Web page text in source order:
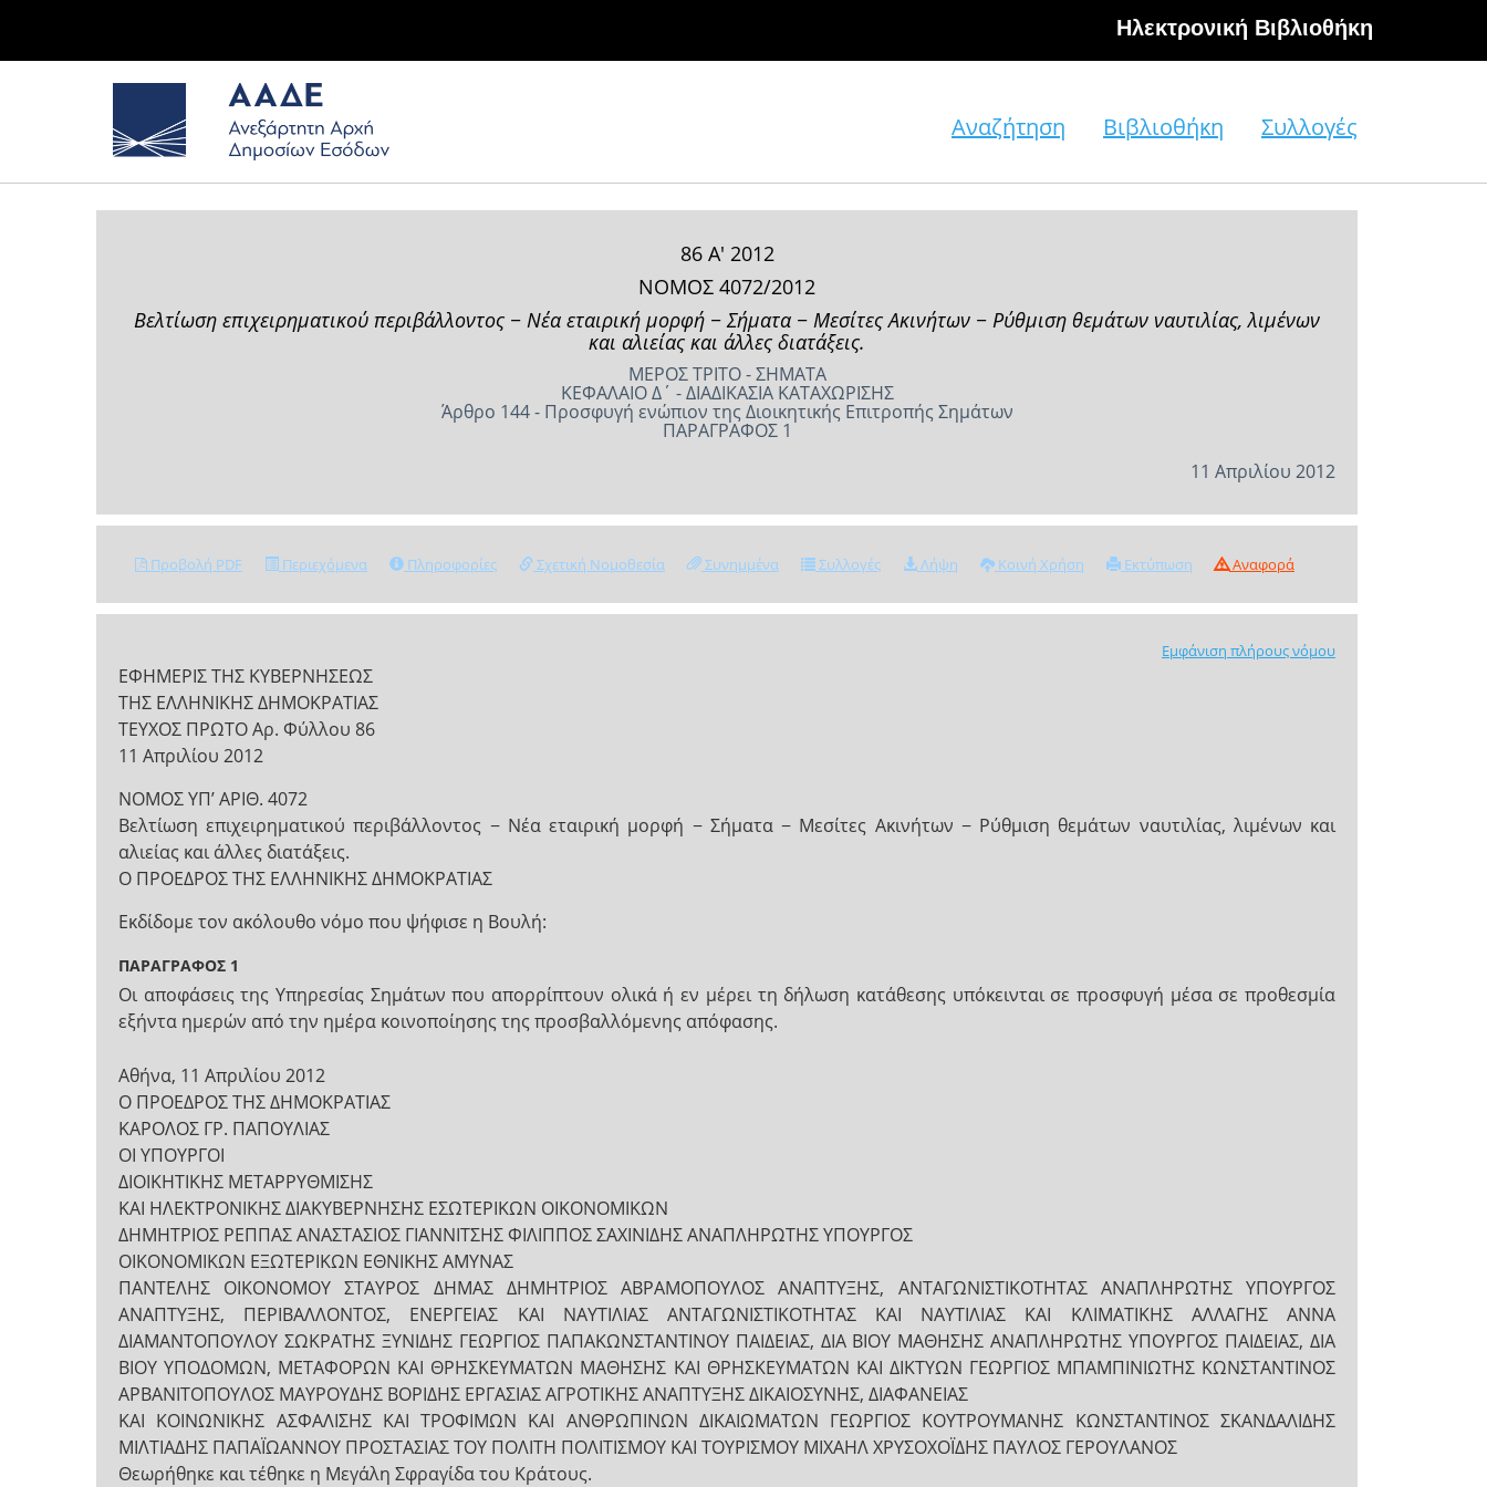
Hλεκτρονική Βιβλιοθήκη
Αναζήτηση Βιβλιοθήκη Συλλογές
86 Α' 2012
ΝΟΜΟΣ 4072/2012
Βελτίωση επιχειρηματικού περιβάλλοντος − Νέα εταιρική μορφή − Σήματα − Μεσίτες Ακινήτων − Ρύθμιση θεμάτων ναυτιλίας, λιμένων
και αλιείας και άλλες διατάξεις.
ΜΕΡΟΣ ΤΡΙΤΟ - ΣΗΜΑΤΑ
ΚΕΦΑΛΑΙΟ Δ΄ - ΔΙΑΔΙΚΑΣΙΑ ΚΑΤΑΧΩΡΙΣΗΣ
Άρθρο 144 - Προσφυγή ενώπιον της Διοικητικής Επιτροπής Σημάτων
ΠΑΡΑΓΡΑΦΟΣ 1
11 Απριλίου 2012
Προβολή PDF Περιεχόμενα Πληροφορίες Σχετική Νομοθεσία Συνημμένα Συλλογές Λήψη Κοινή Χρήση Εκτύπωση Αναφορά
Εμφάνιση πλήρους νόμου
ΕΦΗΜΕΡΙΣ ΤΗΣ ΚΥΒΕΡΝΗΣΕΩΣ
ΤΗΣ ΕΛΛΗΝΙΚΗΣ ΔΗΜΟΚΡΑΤΙΑΣ
ΤΕΥΧΟΣ ΠΡΩΤΟ Αρ. Φύλλου 86
11 Απριλίου 2012
NOMOΣ ΥΠ’ ΑΡΙΘ. 4072
Βελτίωση επιχειρηματικού περιβάλλοντος − Νέα εταιρική μορφή − Σήματα − Μεσίτες Ακινήτων − Ρύθμιση θεμάτων ναυτιλίας, λιμένων και
αλιείας και άλλες διατάξεις.
Ο ΠΡΟΕΔΡΟΣ ΤΗΣ ΕΛΛΗΝΙΚΗΣ ΔΗΜΟΚΡΑΤΙΑΣ
Εκδίδομε τον ακόλουθο νόμο που ψήφισε η Βουλή:
ΠΑΡΑΓΡΑΦΟΣ 1
Οι αποφάσεις της Υπηρεσίας Σημάτων που απορρίπτουν ολικά ή εν μέρει τη δήλωση κατάθεσης υπόκεινται σε προσφυγή μέσα σε προθεσμία
εξήντα ημερών από την ημέρα κοινοποίησης της προσβαλλόμενης απόφασης.
Αθήνα, 11 Απριλίου 2012
Ο ΠΡΟΕΔΡΟΣ ΤΗΣ ΔΗΜΟΚΡΑΤΙΑΣ
ΚΑΡΟΛΟΣ ΓΡ. ΠΑΠΟΥΛΙΑΣ
ΟΙ ΥΠΟΥΡΓΟΙ
ΔΙΟΙΚΗΤΙΚΗΣ ΜΕΤΑΡΡΥΘΜΙΣΗΣ
ΚΑΙ ΗΛΕΚΤΡΟΝΙΚΗΣ ΔΙΑΚΥΒΕΡΝΗΣΗΣ ΕΣΩΤΕΡΙΚΩΝ ΟΙΚΟΝΟΜΙΚΩΝ
ΔΗΜΗΤΡΙΟΣ ΡΕΠΠΑΣ ΑΝΑΣΤΑΣΙΟΣ ΓΙΑΝΝΙΤΣΗΣ ΦΙΛΙΠΠΟΣ ΣΑΧΙΝΙΔΗΣ ΑΝΑΠΛΗΡΩΤΗΣ ΥΠΟΥΡΓΟΣ
ΟΙΚΟΝΟΜΙΚΩΝ ΕΞΩΤΕΡΙΚΩΝ ΕΘΝΙΚΗΣ ΑΜΥΝΑΣ
ΠΑΝΤΕΛΗΣ ΟΙΚΟΝΟΜΟΥ ΣΤΑΥΡΟΣ ΔΗΜΑΣ ΔΗΜΗΤΡΙΟΣ ΑΒΡΑΜΟΠΟΥΛΟΣ ΑΝΑΠΤΥΞΗΣ, ΑΝΤΑΓΩΝΙΣΤΙΚΟΤΗΤΑΣ ΑΝΑΠΛΗΡΩΤΗΣ ΥΠΟΥΡΓΟΣ
ΑΝΑΠΤΥΞΗΣ, ΠΕΡΙΒΑΛΛΟΝΤΟΣ, ΕΝΕΡΓΕΙΑΣ ΚΑΙ ΝΑΥΤΙΛΙΑΣ ΑΝΤΑΓΩΝΙΣΤΙΚΟΤΗΤΑΣ ΚΑΙ ΝΑΥΤΙΛΙΑΣ ΚΑΙ ΚΛΙΜΑΤΙΚΗΣ ΑΛΛΑΓΗΣ ΑΝΝΑ
ΔΙΑΜΑΝΤΟΠΟΥΛΟΥ ΣΩΚΡΑΤΗΣ ΞΥΝΙΔΗΣ ΓΕΩΡΓΙΟΣ ΠΑΠΑΚΩΝΣΤΑΝΤΙΝΟΥ ΠΑΙΔΕΙΑΣ, ΔΙΑ ΒΙΟΥ ΜΑΘΗΣΗΣ ΑΝΑΠΛΗΡΩΤΗΣ ΥΠΟΥΡΓΟΣ ΠΑΙΔΕΙΑΣ, ΔΙΑ
ΒΙΟΥ ΥΠΟΔΟΜΩΝ, ΜΕΤΑΦΟΡΩΝ ΚΑΙ ΘΡΗΣΚΕΥΜΑΤΩΝ ΜΑΘΗΣΗΣ ΚΑΙ ΘΡΗΣΚΕΥΜΑΤΩΝ ΚΑΙ ΔΙΚΤΥΩΝ ΓΕΩΡΓΙΟΣ ΜΠΑΜΠΙΝΙΩΤΗΣ ΚΩΝΣΤΑΝΤΙΝΟΣ
ΑΡΒΑΝΙΤΟΠΟΥΛΟΣ ΜΑΥΡΟΥΔΗΣ ΒΟΡΙΔΗΣ ΕΡΓΑΣΙΑΣ ΑΓΡΟΤΙΚΗΣ ΑΝΑΠΤΥΞΗΣ ΔΙΚΑΙΟΣΥΝΗΣ, ΔΙΑΦΑΝΕΙΑΣ
ΚΑΙ ΚΟΙΝΩΝΙΚΗΣ ΑΣΦΑΛΙΣΗΣ ΚΑΙ ΤΡΟΦΙΜΩΝ ΚΑΙ ΑΝΘΡΩΠΙΝΩΝ ΔΙΚΑΙΩΜΑΤΩΝ ΓΕΩΡΓΙΟΣ ΚΟΥΤΡΟΥΜΑΝΗΣ ΚΩΝΣΤΑΝΤΙΝΟΣ ΣΚΑΝΔΑΛΙΔΗΣ
ΜΙΛΤΙΑΔΗΣ ΠΑΠΑΪΩΑΝΝΟΥ ΠΡΟΣΤΑΣΙΑΣ ΤΟΥ ΠΟΛΙΤΗ ΠΟΛΙΤΙΣΜΟΥ ΚΑΙ ΤΟΥΡΙΣΜΟΥ ΜΙΧΑΗΛ ΧΡΥΣΟΧΟΪΔΗΣ ΠΑΥΛΟΣ ΓΕΡΟΥΛΑΝΟΣ
Θεωρήθηκε και τέθηκε η Μεγάλη Σφραγίδα του Κράτους.